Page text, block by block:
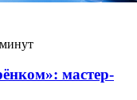
мастер-